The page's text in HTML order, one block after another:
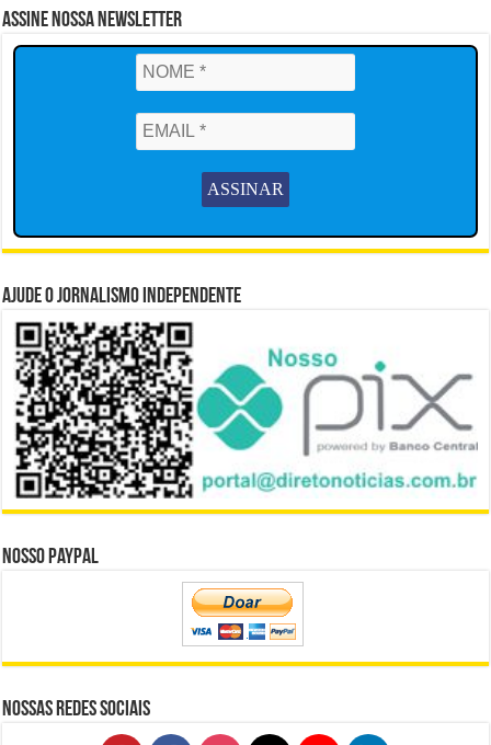
Assine Nossa Newsletter
Ajude o Jornalismo Independente
Nosso Paypal
Nossas Redes Sociais